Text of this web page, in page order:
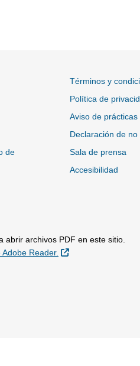
de
Términos y
Política de
Aviso de
Declaración de
Sala de prensa
Accesibilidad
abrir archivos PDF en este sitio.
Reader.
Sitio Externo
Sitio Externo